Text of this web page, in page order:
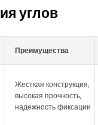
углов
Преимущества
Жесткая конструкция,
высокая прочность,
надежность фиксации